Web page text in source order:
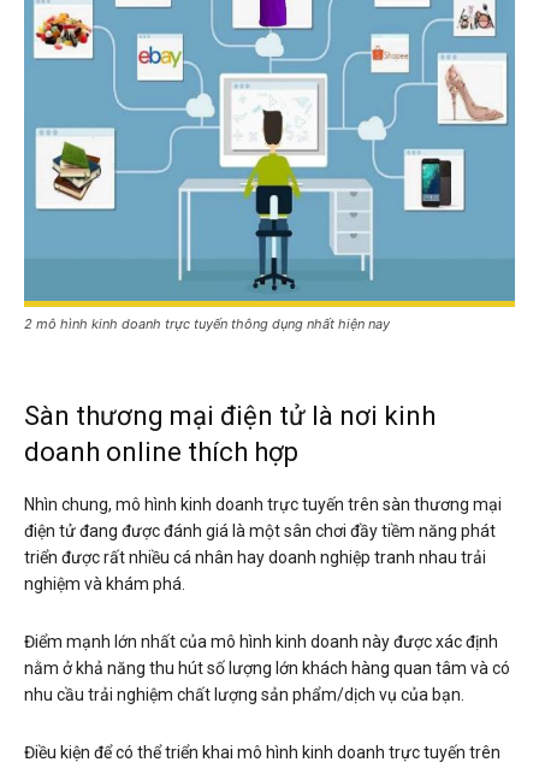
2 mô hình kinh doanh trực tuyến thông dụng nhất hiện nay
Sàn thương mại điện tử là nơi kinh
doanh online thích hợp
Nhìn chung, mô hình kinh doanh trực tuyến trên sàn thương mại
điện tử đang được đánh giá là một sân chơi đầy tiềm năng phát
triển được rất nhiều cá nhân hay doanh nghiệp tranh nhau trải
nghiệm và khám phá.
Điểm mạnh lớn nhất của mô hình kinh doanh này được xác định
nằm ở khả năng thu hút số lượng lớn khách hàng quan tâm và có
nhu cầu trải nghiệm chất lượng sản phẩm/dịch vụ của bạn.
Điều kiện để có thể triển khai mô hình kinh doanh trực tuyến trên